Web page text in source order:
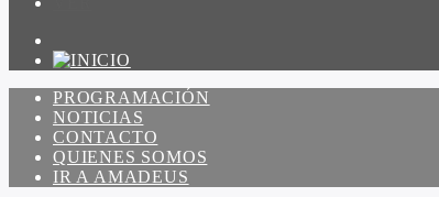
PROGRAMACIÓN
NOTICIAS
CONTACTO
QUIENES SOMOS
IR A AMADEUS